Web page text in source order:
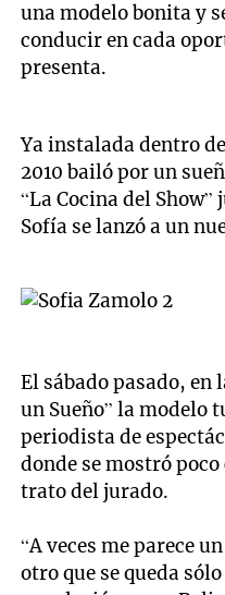
una modelo bonita y
conducir en cada
presenta.
Ya instalada dentro
2010 bailó por un
“La Cocina del
Sofía se lanzó a un
El sábado pasado, en
un Sueño” la modelo
periodista de
donde se mostró
trato del jurado.
“A veces me parece
otro que se queda